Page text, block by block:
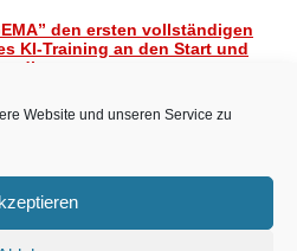
Website und unseren Service zu
den ersten vollständigen
KI-Training an den Start und